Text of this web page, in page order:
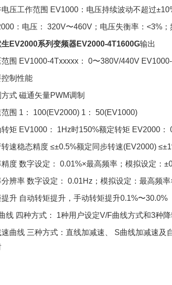
电压工作范围 EV1000：电压持续波动不超过
：电压： 320V〜460V；电压失衡率：<3%
EV2000系列变频器EV2000-4T1600G输出
范围 EV1000-4Txxxxx： 0〜380V/440V
控制性能
式 磁通矢量PWM调制
围 1： 100(EV2000) 1： 50(EV1000)
转矩 EV1000： 1Hz时150%额定转矩 EV2000：
速稳态精度 ≤±0.5%额定同步转速(EV2000)
度 数字设定： 0.01%×最高频率；模拟设定：
辨率 数字设定： 0.01Hz；模拟设定：最高频率
升 自动转矩提升，手动转矩提升0.1%〜30.0%
线 四种方式： 1种用户设定V/F曲线方式和3种
速曲线 三种方式：直线加减速、 S曲线加减速